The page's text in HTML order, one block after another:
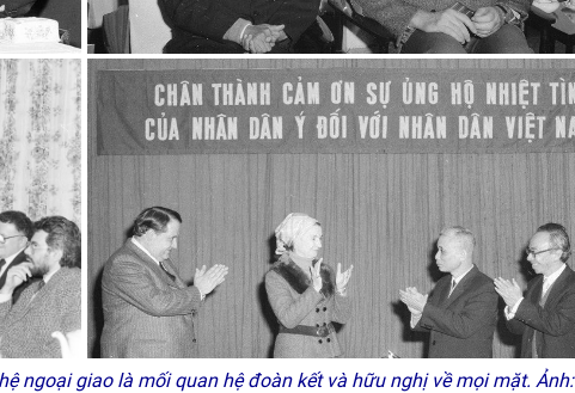
ngoại giao là mối quan hệ đoàn kết và hữu nghị về mọi mặt. Ảnh: